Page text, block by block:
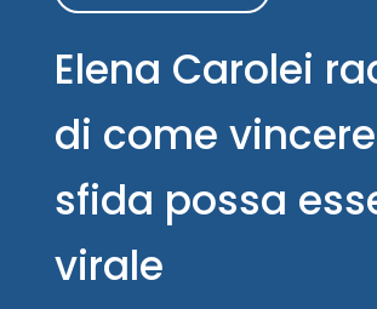
Elena Carolei
di come
sfida possa
virale